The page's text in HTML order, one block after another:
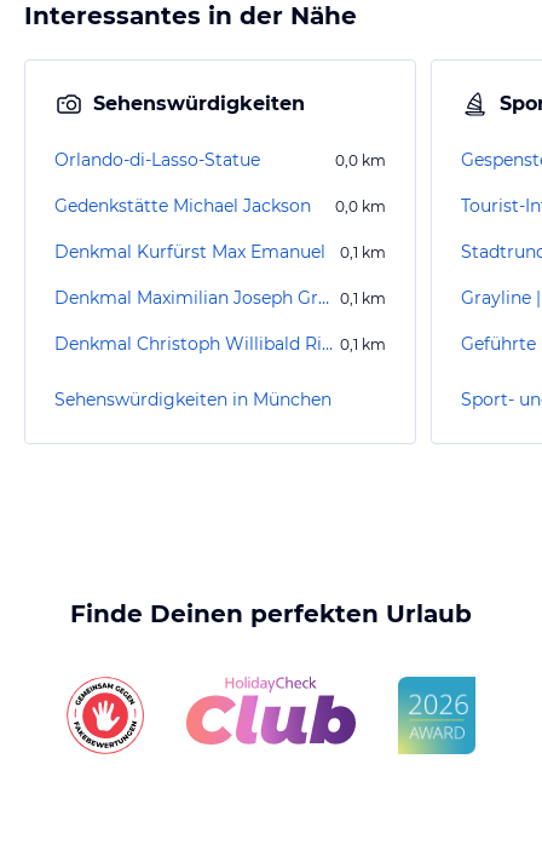
Interessantes in der Nähe
Sehenswürdigkeiten
Orlando-di-Lasso-Statue 0,0 km
Gedenkstätte Michael Jackson 0,0 km
Denkmal Kurfürst Max Emanuel 0,1 km
Denkmal Maximilian Joseph Graf von Montgelas 0,1 km
Denkmal Christoph Willibald Ritter von Gluck 0,1 km
Sehenswürdigkeiten in München
Finde Deinen perfekten Urlaub